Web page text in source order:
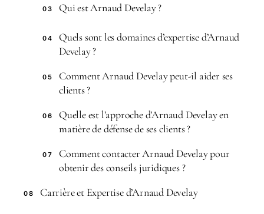
03 Qui est Arnaud Develay ?
04
Quels sont les domaines d’expertise d’Arnaud
Develay ?
05
Comment Arnaud Develay peut-il aider ses
clients ?
06
Quelle est l’approche d’Arnaud Develay en
matière de défense de ses clients ?
07
Comment contacter Arnaud Develay pour
obtenir des conseils juridiques ?
08 Carrière et Expertise d’Arnaud Develay